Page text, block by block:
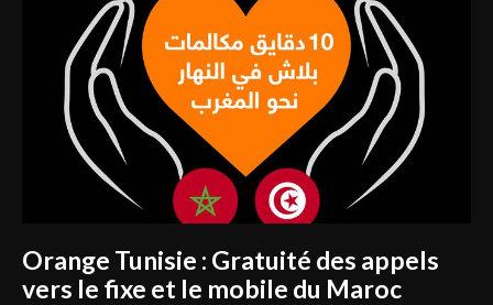
Orange Tunisie : Gratuité des appels
vers le fixe et le mobile du Maroc